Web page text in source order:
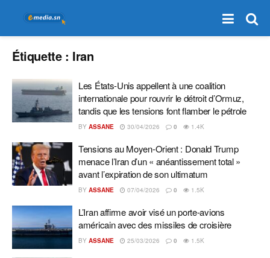
Étiquette : Iran
Les États-Unis appellent à une coalition
internationale pour rouvrir le détroit d’Ormuz,
tandis que les tensions font flamber le pétrole
BY ASSANE 30/04/2026 0 1.4K
Tensions au Moyen-Orient : Donald Trump
menace l’Iran d’un « anéantissement total »
avant l’expiration de son ultimatum
BY ASSANE 07/04/2026 0 1.5K
L’Iran affirme avoir visé un porte-avions
américain avec des missiles de croisière
BY ASSANE 25/03/2026 0 1.5K